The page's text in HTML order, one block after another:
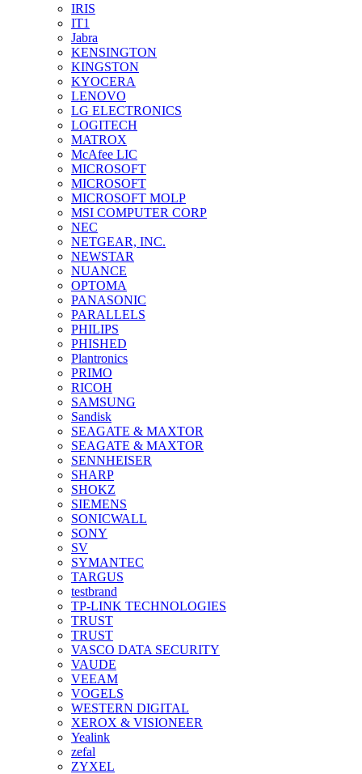
IRIS
IT1
Jabra
KENSINGTON
KINGSTON
KYOCERA
LENOVO
LG ELECTRONICS
LOGITECH
MATROX
McAfee LIC
MICROSOFT
MICROSOFT
MICROSOFT MOLP
MSI COMPUTER CORP
NEC
NETGEAR, INC.
NEWSTAR
NUANCE
OPTOMA
PANASONIC
PARALLELS
PHILIPS
PHISHED
Plantronics
PRIMO
RICOH
SAMSUNG
Sandisk
SEAGATE & MAXTOR
SEAGATE & MAXTOR
SENNHEISER
SHARP
SHOKZ
SIEMENS
SONICWALL
SONY
SV
SYMANTEC
TARGUS
testbrand
TP-LINK TECHNOLOGIES
TRUST
TRUST
VASCO DATA SECURITY
VAUDE
VEEAM
VOGELS
WESTERN DIGITAL
XEROX & VISIONEER
Yealink
zefal
ZYXEL